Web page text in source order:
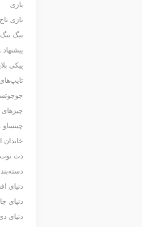
بازی
بازی
بیگ
پیکی
تایپ‌های MBTI
خاندان
دث نوت
دنیای
دنیای
دنیای